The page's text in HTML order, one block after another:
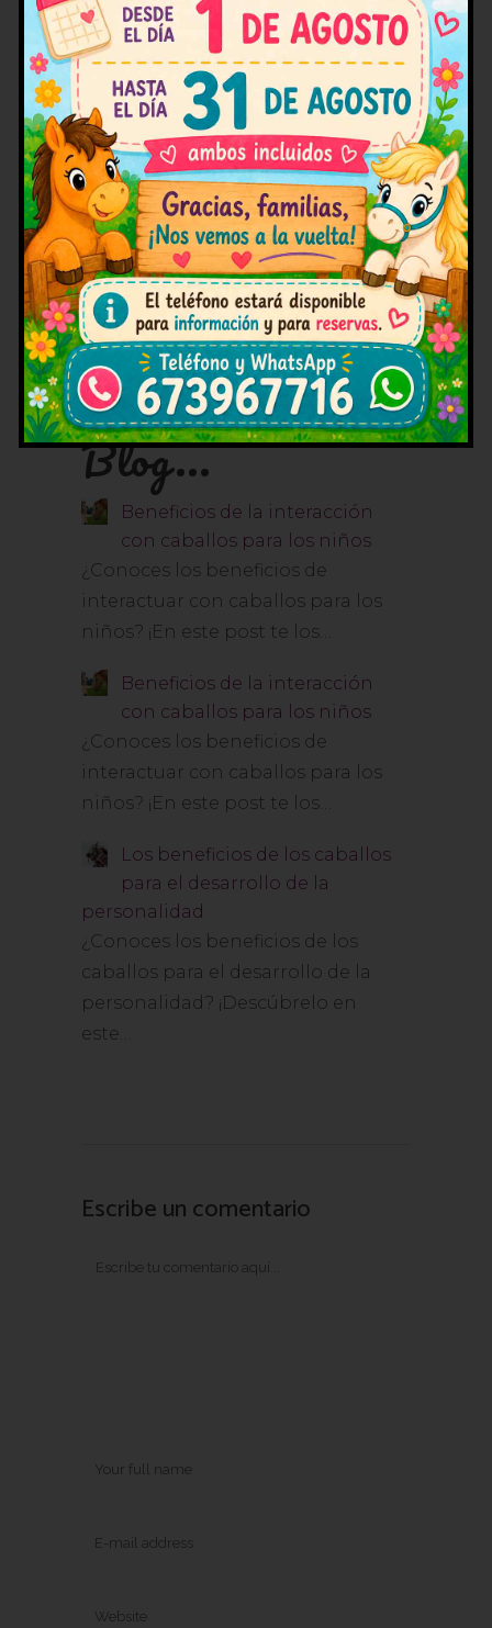
tiempo.
Invitamos a los padres a considerar
la posibilidad de inscribir a sus
peques en nuestro campamento o
realizar actividades comopaseos
en pony o caballo. No dudes en
contactarcon nosotros si necesitas
más información. ¡Ven a conocer
nuestras instalaciones!
Facebook
Twitter
WhatsApp
Messenger
Email
Más en nuestro
Blog...
Beneficios de la interacción
con caballos para los niños
¿Conoces los beneficios de
interactuar con caballos para los
niños? ¡En este post te los…
Beneficios de la interacción
con caballos para los niños
¿Conoces los beneficios de
interactuar con caballos para los
niños? ¡En este post te los…
Los beneficios de los caballos
para el desarrollo de la
personalidad
¿Conoces los beneficios de los
caballos para el desarrollo de la
personalidad? ¡Descúbrelo en
este…
Escribe un comentario